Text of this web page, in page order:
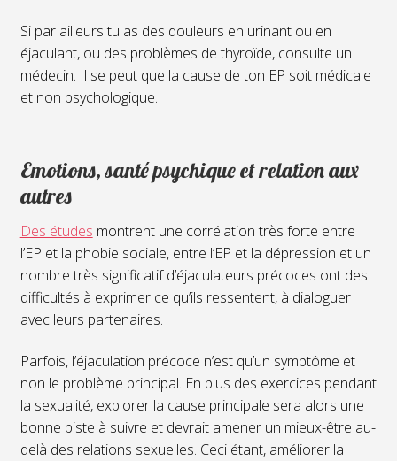
Si par ailleurs tu as des douleurs en urinant ou en
éjaculant, ou des problèmes de thyroïde, consulte un
médecin. Il se peut que la cause de ton EP soit médicale
et non psychologique.
Emotions, santé psychique et relation aux
autres
Des études montrent une corrélation très forte entre
l’EP et la phobie sociale, entre l’EP et la dépression et un
nombre très significatif d’éjaculateurs précoces ont des
difficultés à exprimer ce qu’ils ressentent, à dialoguer
avec leurs partenaires.
Parfois, l’éjaculation précoce n’est qu’un symptôme et
non le problème principal. En plus des exercices pendant
la sexualité, explorer la cause principale sera alors une
bonne piste à suivre et devrait amener un mieux-être au-
delà des relations sexuelles. Ceci étant, améliorer la